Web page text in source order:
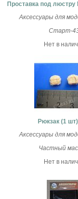
Проставка под люстру
Аксессуары для
Старт-
Нет в
Рюкзак (1
Аксессуары для
Частный
Нет в